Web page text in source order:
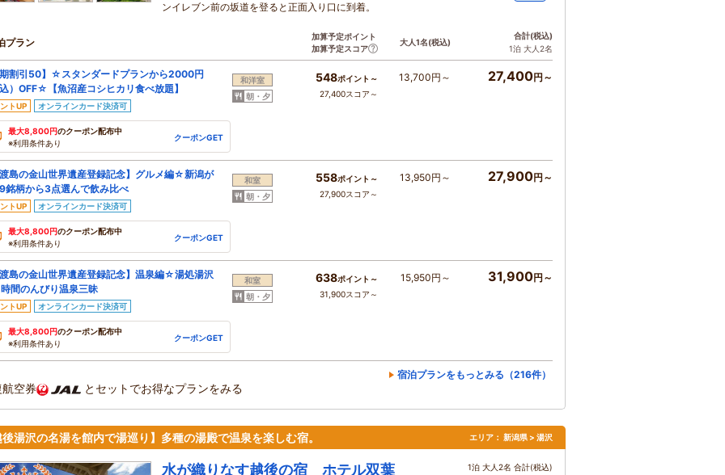
ンイレブン前の坂道を登ると正面入り口に到着。
プラン
加算予定ポイント
加算予定スコア
大人1名(税込)
合計(税込)
1泊 大人2名
割引50】☆スタンダードプランから2000円
）OFF☆【魚沼産コシヒカリ食べ放題】
トUP オンラインカード決済可
最大8,800円のクーポン配布中
※利用条件あり
クーポンGET
和洋室
朝・夕
548ポイント～
27,400スコア～
13,700円～ 27,400円～
島の金山世界遺産登録記念】グルメ編☆新潟が
銘柄から3点選んで飲み比べ
トUP オンラインカード決済可
最大8,800円のクーポン配布中
※利用条件あり
クーポンGET
和室
朝・夕
558ポイント～
27,900スコア～
13,950円～ 27,900円～
島の金山世界遺産登録記念】温泉編☆湯処湯沢
間のんびり温泉三昧
トUP オンラインカード決済可
最大8,800円のクーポン配布中
※利用条件あり
クーポンGET
和室
朝・夕
638ポイント～
31,900スコア～
15,950円～ 31,900円～
宿泊プランをもっとみる（216件）
空券 とセットでお得なプランをみる
湯沢の名湯を館内で湯巡り】多種の湯殿で温泉を楽しむ宿。 エリア： 新潟県 > 湯沢
水が織りなす越後の宿 ホテル双葉 1泊 大人2名 合計(税込)